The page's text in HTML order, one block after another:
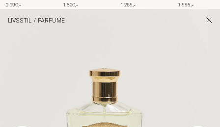
2 290,- 1 820,- 1 265,- 1 595,-
LIVSSTIL / PARFUME